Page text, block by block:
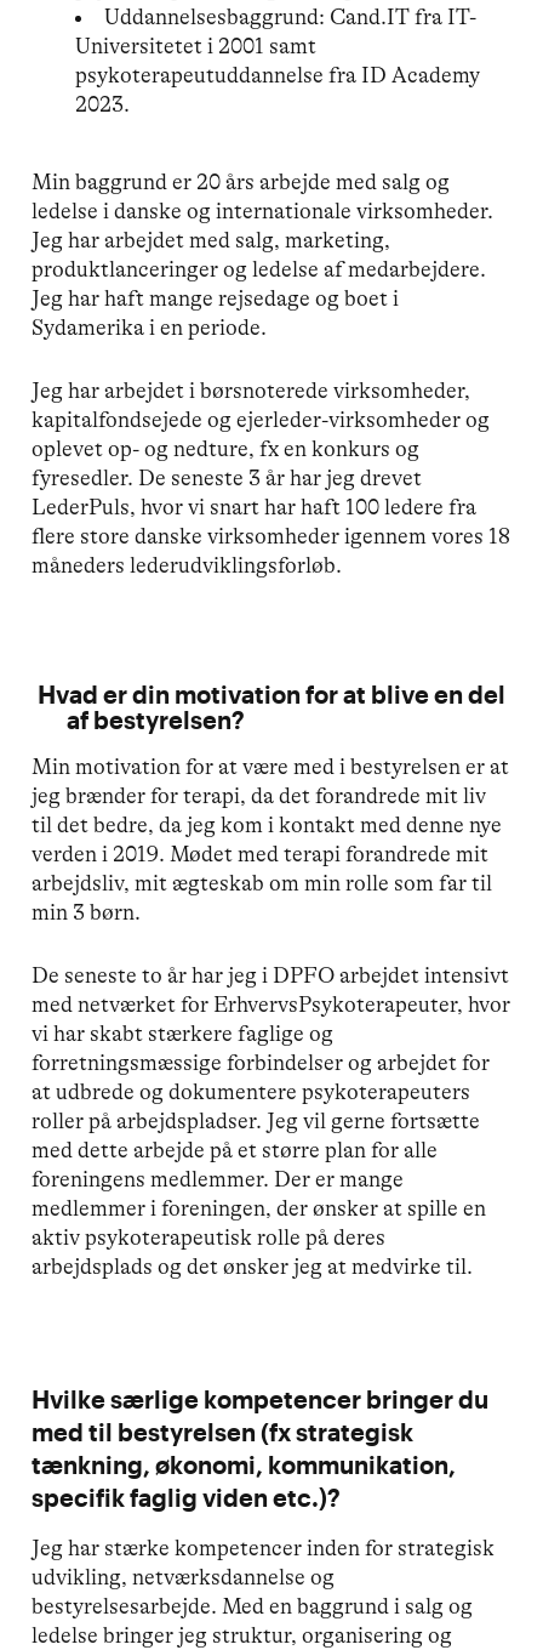
Uddannelsesbaggrund: Cand.IT fra IT-
Universitetet i 2001 samt
psykoterapeutuddannelse fra ID Academy
2023.
Min baggrund er 20 års arbejde med salg og
ledelse i danske og internationale virksomheder.
Jeg har arbejdet med salg, marketing,
produktlanceringer og ledelse af medarbejdere.
Jeg har haft mange rejsedage og boet i
Sydamerika i en periode.
Jeg har arbejdet i børsnoterede virksomheder,
kapitalfondsejede og ejerleder-virksomheder og
oplevet op- og nedture, fx en konkurs og
fyresedler. De seneste 3 år har jeg drevet
LederPuls, hvor vi snart har haft 100 ledere fra
flere store danske virksomheder igennem vores 18
måneders lederudviklingsforløb.
Hvad er din motivation for at blive en del
af bestyrelsen?
Min motivation for at være med i bestyrelsen er at
jeg brænder for terapi, da det forandrede mit liv
til det bedre, da jeg kom i kontakt med denne nye
verden i 2019. Mødet med terapi forandrede mit
arbejdsliv, mit ægteskab om min rolle som far til
min 3 børn.
De seneste to år har jeg i DPFO arbejdet intensivt
med netværket for ErhvervsPsykoterapeuter, hvor
vi har skabt stærkere faglige og
forretningsmæssige forbindelser og arbejdet for
at udbrede og dokumentere psykoterapeuters
roller på arbejdspladser. Jeg vil gerne fortsætte
med dette arbejde på et større plan for alle
foreningens medlemmer. Der er mange
medlemmer i foreningen, der ønsker at spille en
aktiv psykoterapeutisk rolle på deres
arbejdsplads og det ønsker jeg at medvirke til.
Hvilke særlige kompetencer bringer du
med til bestyrelsen (fx strategisk
tænkning, økonomi, kommunikation,
specifik faglig viden etc.)?
Jeg har stærke kompetencer inden for strategisk
udvikling, netværksdannelse og
bestyrelsesarbejde. Med en baggrund i salg og
ledelse bringer jeg struktur, organisering og